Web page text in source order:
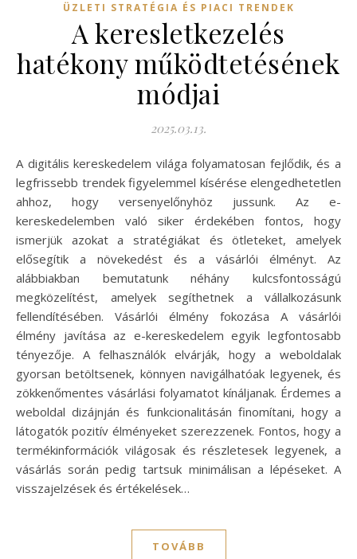
ÜZLETI STRATÉGIA ÉS PIACI TRENDEK
A keresletkezelés
hatékony működtetésének
módjai
2025.03.13.
A digitális kereskedelem világa folyamatosan fejlődik, és a
legfrissebb trendek figyelemmel kísérése elengedhetetlen
ahhoz, hogy versenyelőnyhöz jussunk. Az e-
kereskedelemben való siker érdekében fontos, hogy
ismerjük azokat a stratégiákat és ötleteket, amelyek
elősegítik a növekedést és a vásárlói élményt. Az
alábbiakban bemutatunk néhány kulcsfontosságú
megközelítést, amelyek segíthetnek a vállalkozásunk
fellendítésében. Vásárlói élmény fokozása A vásárlói
élmény javítása az e-kereskedelem egyik legfontosabb
tényezője. A felhasználók elvárják, hogy a weboldalak
gyorsan betöltsenek, könnyen navigálhatóak legyenek, és
zökkenőmentes vásárlási folyamatot kínáljanak. Érdemes a
weboldal dizájnján és funkcionalitásán finomítani, hogy a
látogatók pozitív élményeket szerezzenek. Fontos, hogy a
termékinformációk világosak és részletesek legyenek, a
vásárlás során pedig tartsuk minimálisan a lépéseket. A
visszajelzések és értékelések…
TOVÁBB